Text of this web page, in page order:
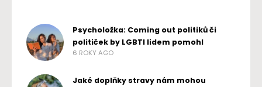
Psycholožka: Coming out politiků či
političek by LGBTI lidem pomohl
6 ROKY AGO
Jaké doplňky stravy nám mohou